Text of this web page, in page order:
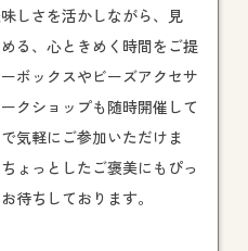
しさを活かしながら、見
る、心ときめく時間をご提
ボックスやビーズアクセサ
クショップも随時開催して
気軽にご参加いただけま
ょっとしたご褒美にもぴっ
待ちしております。